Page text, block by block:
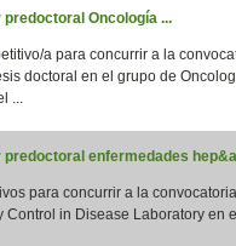
Oncología ...
a para concurrir a la
doctoral en el grupo de
...
enfermedades
para concurrir a la
Control in Disease Laboratory en